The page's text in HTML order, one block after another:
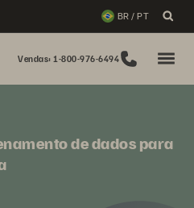
BR / PT
Vendas: 1-800-976-6494
de dados para